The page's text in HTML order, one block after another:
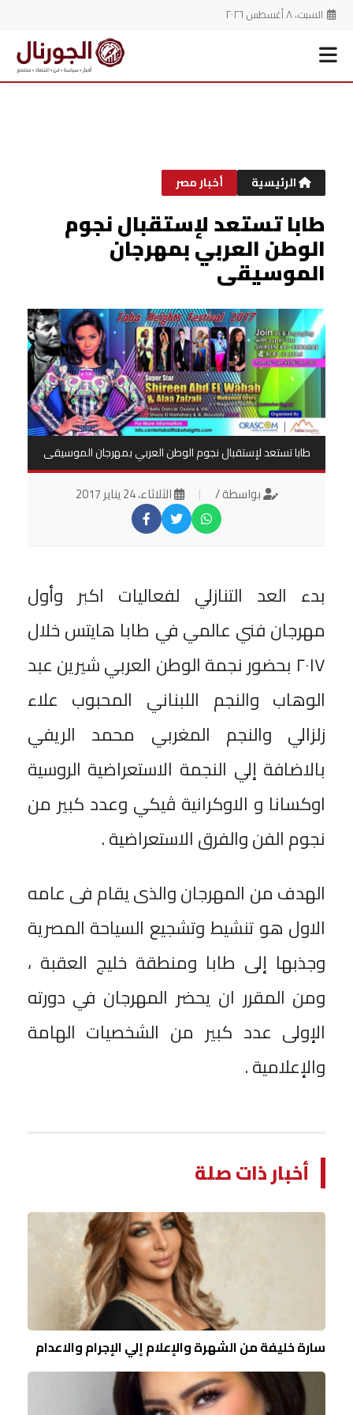
السبت، ٨ أغسطس ٢٠٢٦
الرئيسية أخبار مصر
طابا تستعد لإستقبال نجوم
الوطن العربي بمهرجان
الموسيقى
طابا تستعد لإستقبال نجوم الوطن العربي بمهرجان الموسيقى
بواسطة / | الثلاثاء، 24 يناير 2017
بدء العد التنازلي لفعاليات اكبر وأول
مهرجان فني عالمي في طابا هايتس خلال
٢٠١٧ بحضور نجمة الوطن العربي شيرين عبد
الوهاب والنجم اللبناني المحبوب علاء
زلزالي والنجم المغربي محمد الريفي
بالاضافة إلي النجمة الاستعراضية الروسية
اوكسانا و الاوكرانية ڤيكي وعدد كبير من
نجوم الفن والفرق الاستعراضية .
الهدف من المهرجان والذى يقام فى عامه
الاول هو تنشيط وتشجيع السياحة المصرية
وجذبها إلى طابا ومنطقة خليج العقبة ،
ومن المقرر ان يحضر المهرجان في دورته
الإولى عدد كبير من الشخصيات الهامة
والإعلامية .
أخبار ذات صلة
سارة خليفة من الشهرة والإعلام إلي الإجرام والاعدام